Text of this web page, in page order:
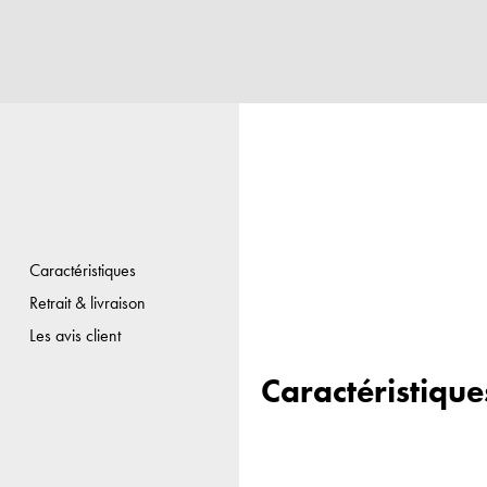
Caractéristiques
Retrait & livraison
Les avis client